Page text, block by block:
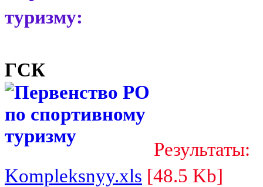
туризму:
ГСК
Результаты:
Kompleksnyy.xls [48.5 Kb]